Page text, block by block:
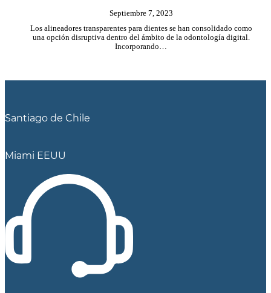
Septiembre 7, 2023
Los alineadores transparentes para dientes se han consolidado como
una opción disruptiva dentro del ámbito de la odontología digital.
Incorporando…
Santiago de Chile
Miami EEUU